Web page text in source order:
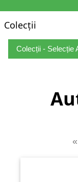
Colecții
Colecții - Selecție
«